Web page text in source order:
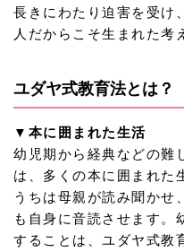
長きにわたり迫害を受け
人だからこそ生まれた考
ユダヤ式教育法とは？
▼本に囲まれた生活
幼児期から経典などの難
は、多くの本に囲まれた
うちは母親が読み聞かせ
も自身に音読させます。
することは、ユダヤ式教